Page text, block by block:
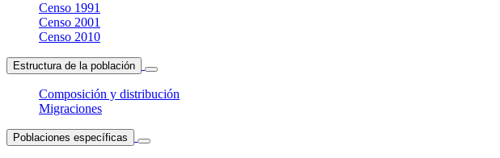
Censo 1991
Censo 2001
Censo 2010
Estructura de la población
Composición y distribución
Migraciones
Poblaciones específicas